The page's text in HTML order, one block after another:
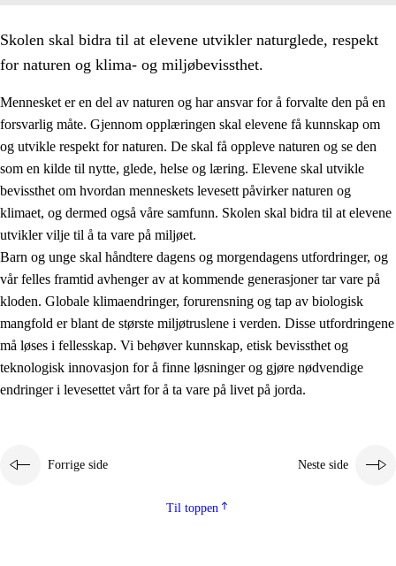
1. Opplæringens verdigrunnlag
1.1 Menneskeverdet
1.2 Identitet og kulturelt mangfold
1.3 Kritisk tenkning og etisk bevissthet
1.4 Skaperglede, engasjement og utforskertrang
1.5 Respekt for naturen og miljøbevissthet
Skolen skal bidra til at elevene utvikler naturglede, respekt
for naturen og klima- og miljøbevissthet.
Mennesket er en del av naturen og har ansvar for å forvalte den på en
forsvarlig måte. Gjennom opplæringen skal elevene få kunnskap om
og utvikle respekt for naturen. De skal få oppleve naturen og se den
som en kilde til nytte, glede, helse og læring. Elevene skal utvikle
bevissthet om hvordan menneskets levesett påvirker naturen og
klimaet, og dermed også våre samfunn. Skolen skal bidra til at elevene
utvikler vilje til å ta vare på miljøet.
Barn og unge skal håndtere dagens og morgendagens utfordringer, og
vår felles framtid avhenger av at kommende generasjoner tar vare på
kloden. Globale klimaendringer, forurensning og tap av biologisk
mangfold er blant de største miljøtruslene i verden. Disse utfordringene
må løses i fellesskap. Vi behøver kunnskap, etisk bevissthet og
teknologisk innovasjon for å finne løsninger og gjøre nødvendige
endringer i levesettet vårt for å ta vare på livet på jorda.
Forrige side Neste side
Til toppen